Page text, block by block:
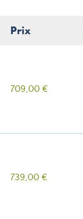
Prix
709,00 €
739,00 €